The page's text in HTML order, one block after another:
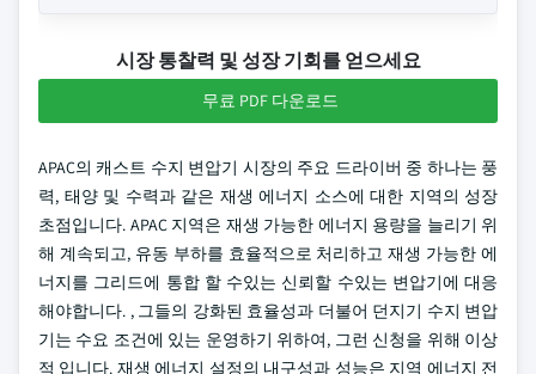
시장 통찰력 및 성장 기회를 얻으세요
무료 PDF 다운로드
APAC의 캐스트 수지 변압기 시장의 주요 드라이버 중 하나는 풍
력, 태양 및 수력과 같은 재생 에너지 소스에 대한 지역의 성장
초점입니다. APAC 지역은 재생 가능한 에너지 용량을 늘리기 위
해 계속되고, 유동 부하를 효율적으로 처리하고 재생 가능한 에
너지를 그리드에 통합 할 수있는 신뢰할 수있는 변압기에 대응
해야합니다. , 그들의 강화된 효율성과 더불어 던지기 수지 변압
기는 수요 조건에 있는 운영하기 위하여, 그런 신청을 위해 이상
적 입니다. 재생 에너지 설정의 내구성과 성능은 지역 에너지 전